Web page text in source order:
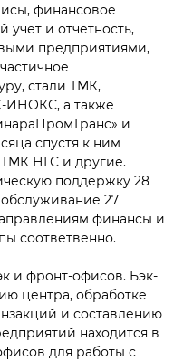
финансовое
учет и отчетность,
предприятиями,
стали ТМК,
ИНОКС, а также
и
спустя к ним
НГС и другие.
поддержку 28
27
финансы и
соответвенно.
и фронт-офисов. Бэк-
центра, обработке
и составлению
находится в
для работы с